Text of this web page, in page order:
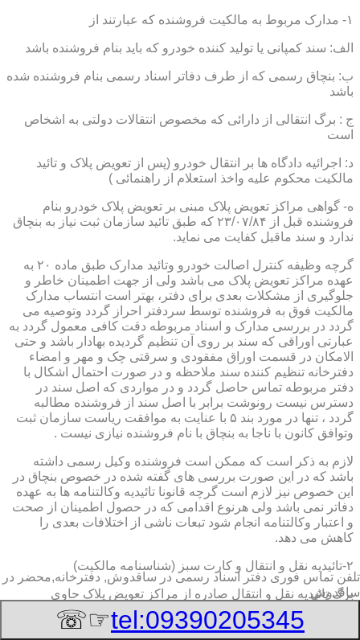
۱- مدارک مربوط به مالکیت فروشنده که عبارتند از
الف: سند کمپانی یا تولید کننده خودرو که باید بنام فروشنده باشد
ب: بنچاق رسمی که از طرف دفاتر اسناد رسمی بنام فروشنده شده
باشد
ج : برگ انتقالی از دارائی که مخصوص انتقالات دولتی به اشخاص
است
د: اجرائیه دادگاه ها بر انتقال خودرو (پس از تعویض پلاک و تائید
مالکیت محکوم علیه واخذ استعلام از راهنمائی )
ه- گواهی مراکز تعویض پلاک مبنی بر تعویض پلاک خودرو بنام
فروشنده قبل از ۲۳/۰۷/۸۴ که طبق تائید سازمان ثبت نیاز به بنچاق
ندارد و سند ماقبل کفایت می نماید.
گرچه وظیفه کنترل اصالت خودرو وتائید مدارک طبق ماده ۲۰ به
عهده مراکز تعویض پلاک می باشد ولی از جهت اطمینان خاطر و
جلوگیری از مشکلات بعدی برای دفتر، بهتر است انتساب مدارک
مالکیت فوق به فروشنده توسط سردفتر احراز گردد وتوصیه می
گردد در بررسی مدارک و اسناد مربوطه دقت کافی معمول گردد به
عبارتی اوراقی که سند بر روی آن تنظیم گردیده بهادار باشد و حتی
الامکان در قسمت اوراق مفقودی و سرقتی چک و مهر و امضاء
دفترخانه تنظیم کننده سند ملاحظه و در صورت احتمال اشکال با
دفتر مربوطه تماس حاصل گردد و در مواردی که اصل سند در
دسترس نیست رونوشت برابر با اصل سند از فروشنده مطالبه
گردد ، تنها در مورد بند ۵ با عنایت به موافقت ریاست سازمان ثبت
وتوافق کانون با ناجا به بنچاق با نام فروشنده نیازی نیست .
لازم به ذکر است که ممکن است فروشنده وکیل رسمی داشته
باشد که در این صورت بررسی های گفته شده در خصوص بنچاق در
این خصوص نیز لازم است گرچه قانونا تائیدیه وکالتنامه ها به عهده
دفاتر نمی باشد ولی هرنوع اقدامی که در حصول اطمینان از صحت
و اعتبار وکالتنامه انجام شود تبعات ناشی از اختلافات بعدی را
کاهش می دهد.
۲-تائیدیه نقل و انتقال و کارت سبز (شناسنامه مالکیت)
برگ تائیدیه نقل و انتقال صادره از مراکز تعویض پلاک حاوی
مشخصات کامل خودرو اعم از نوع ، سیستم ، مدل ، رنگ ، شماره
تلفن تماس فوری دفتر اسناد رسمی در ساقدوش, دفترخانه,محضر در
ساقدوش
tel:09390205345
☞☏